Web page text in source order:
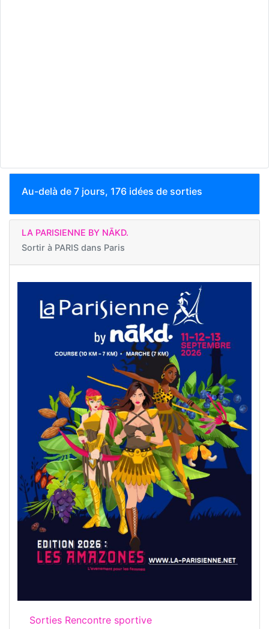
Au-delà de 7 jours, 176 idées de sorties
LA PARISIENNE BY NĀKD.
Sortir à PARIS dans Paris
Sorties Rencontre sportive